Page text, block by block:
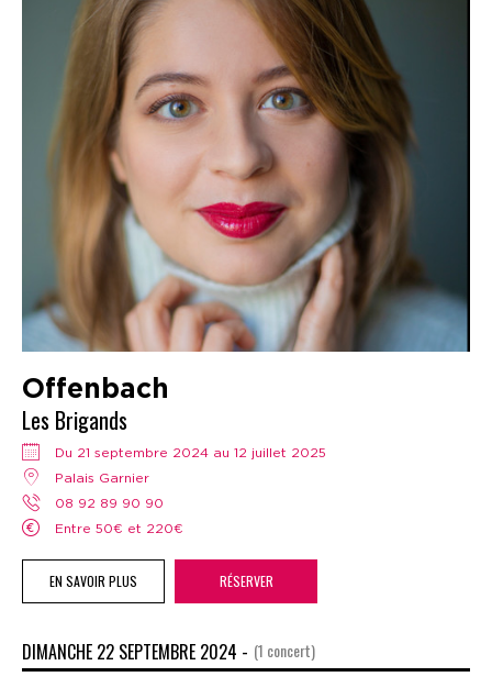
Offenbach
Les Brigands
Du 21 septembre 2024 au 12 juillet 2025
Palais Garnier
08 92 89 90 90
Entre 50€ et 220€
EN SAVOIR PLUS RÉSERVER
DIMANCHE 22 SEPTEMBRE 2024 - (1 concert)